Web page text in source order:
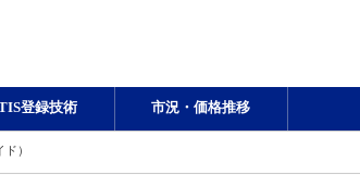
登録技術 市況・価格推移
）